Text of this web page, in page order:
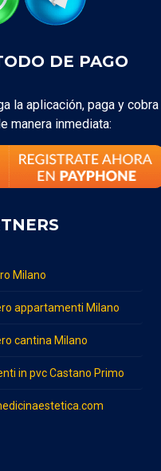
DE PAGO
la aplicación, paga y cobra
manera inmediata:
Milano
appartamenti Milano
cantina Milano
in pvc Castano Primo